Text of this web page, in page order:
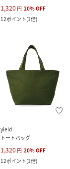
1,320 円 20%OFF
12ポイント(1倍)
yield
トートバッグ
1,320 円 20%OFF
12ポイント(1倍)